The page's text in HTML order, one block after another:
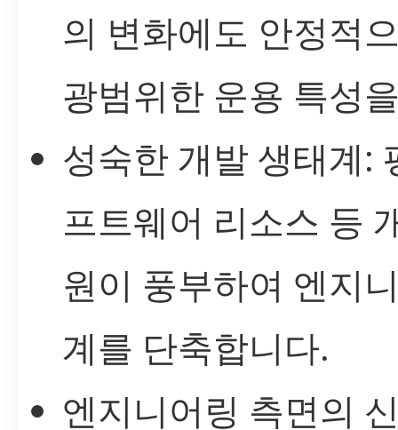
의 변화에도 안정적
광범위한 운용 특성
성숙한 개발 생태계:
프트웨어 리소스 등
원이 풍부하여 엔지
계를 단축합니다.
엔지니어링 측면의